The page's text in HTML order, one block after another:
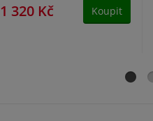
1 320 Kč Koupit